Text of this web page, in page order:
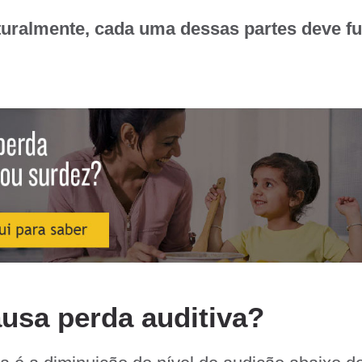
cada uma dessas partes deve
perda auditiva?